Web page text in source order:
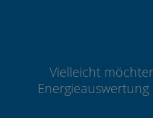
Vielleicht